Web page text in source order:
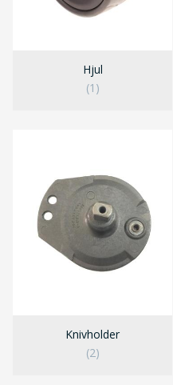
Hjul
(1)
Knivholder
(2)